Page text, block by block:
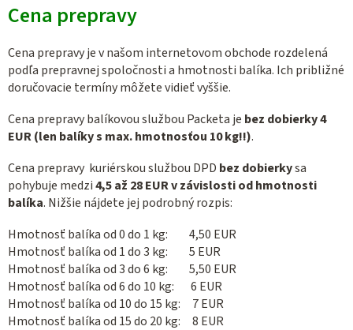
Cena prepravy
Cena prepravy je v našom internetovom obchode rozdelená
podľa prepravnej spoločnosti a hmotnosti balíka. Ich približné
doručovacie termíny môžete vidieť vyššie.
Cena prepravy balíkovou službou Packeta je bez dobierky4
EUR (len balíky s max. hmotnosťou 10 kg!!).
Cena prepravy kuriérskou službou DPD bez dobierkysa
pohybuje medzi4,5 až 28 EUR v závislosti od hmotnosti
balíka. Nižšie nájdete jej podrobný rozpis:
Hmotnosť balíka od 0 do 1 kg: 4,50 EUR
Hmotnosť balíka od 1 do 3 kg: 5 EUR
Hmotnosť balíka od 3 do 6 kg: 5,50 EUR
Hmotnosť balíka od 6 do 10 kg: 6 EUR
Hmotnosť balíka od 10 do 15 kg: 7 EUR
Hmotnosť balíka od 15 do 20 kg: 8 EUR